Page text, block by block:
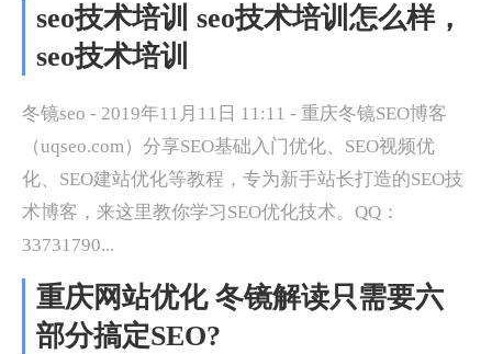
seo技术培训 seo技术培训怎么样，
seo技术培训
冬镜seo - 2019年11月11日 11:11 - 重庆冬镜SEO博客
（uqseo.com）分享SEO基础入门优化、SEO视频优
化、SEO建站优化等教程，专为新手站长打造的SEO技
术博客，来这里教你学习SEO优化技术。QQ：
33731790...
重庆网站优化 冬镜解读只需要六
部分搞定SEO?